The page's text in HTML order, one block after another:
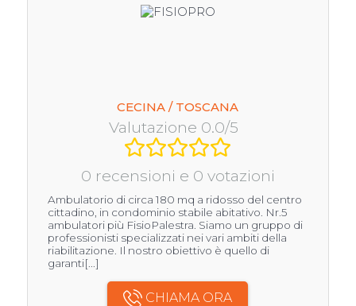
CECINA / TOSCANA
Valutazione 0.0/5
0 recensioni e 0 votazioni
Ambulatorio di circa 180 mq a ridosso del centro
cittadino, in condominio stabile abitativo. Nr.5
ambulatori più FisioPalestra. Siamo un gruppo di
professionisti specializzati nei vari ambiti della
riabilitazione. Il nostro obiettivo è quello di
garanti[...]
CHIAMA ORA